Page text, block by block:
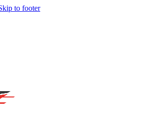
to footer